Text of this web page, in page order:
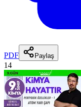
PDF Paylaş
14